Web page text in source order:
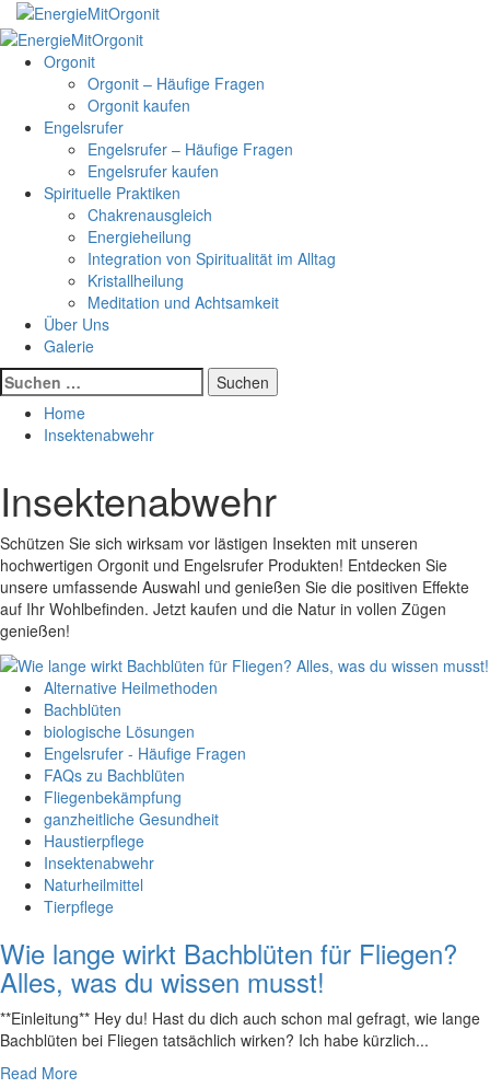
Skip
to
content
Primary
Menu Orgonit
Orgonit – Häufige Fragen
Orgonit kaufen
Engelsrufer
Engelsrufer – Häufige Fragen
Engelsrufer kaufen
Spirituelle Praktiken
Chakrenausgleich
Energieheilung
Integration von Spiritualität im Alltag
Kristallheilung
Meditation und Achtsamkeit
Über Uns
Galerie
Suchen
nach:
Home
Insektenabwehr
Insektenabwehr
Schützen Sie sich wirksam vor lästigen Insekten mit unseren
hochwertigen Orgonit und Engelsrufer Produkten! Entdecken Sie
unsere umfassende Auswahl und genießen Sie die positiven Effekte
auf Ihr Wohlbefinden. Jetzt kaufen und die Natur in vollen Zügen
genießen!
Alternative Heilmethoden
Bachblüten
biologische Lösungen
Engelsrufer - Häufige Fragen
FAQs zu Bachblüten
Fliegenbekämpfung
ganzheitliche Gesundheit
Haustierpflege
Insektenabwehr
Naturheilmittel
Tierpflege
Wie lange wirkt Bachblüten für Fliegen?
Alles, was du wissen musst!
**Einleitung** Hey du! Hast du dich auch schon mal gefragt, wie lange
Bachblüten ⁢bei Fliegen tatsächlich wirken? Ich habe kürzlich...
Read More